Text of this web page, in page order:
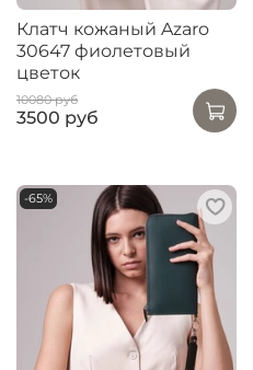
Клатч кожаный Azaro
30647 фиолетовый
цветок
10080 руб
3500 руб
-65%